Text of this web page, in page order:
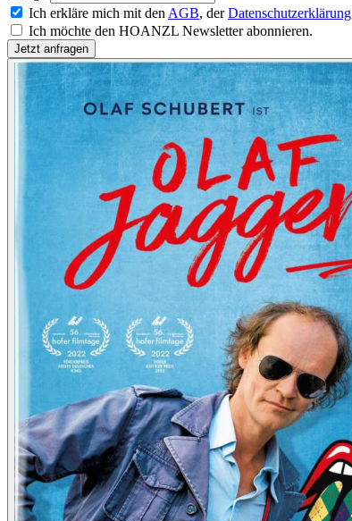
Ich erkläre mich mit den AGB, derDatenschutzerklärung
Ich möchte den HOANZL Newsletter abonnieren.